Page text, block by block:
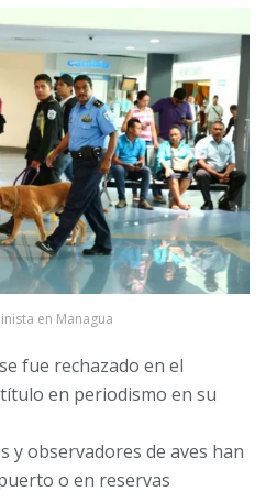
en Managua
fue rechazado en el
en periodismo en su
y observadores de aves han
o en reservas